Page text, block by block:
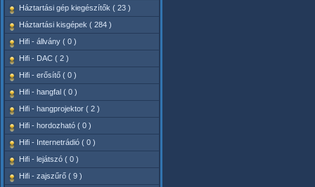
Háztartási gép kiegészítők ( 23 )
Háztartási kisgépek ( 284 )
Hifi - állvány ( 0 )
Hifi - DAC ( 2 )
Hifi - erősítő ( 0 )
Hifi - hangfal ( 0 )
Hifi - hangprojektor ( 2 )
Hifi - hordozható ( 0 )
Hifi - Internetrádió ( 0 )
Hifi - lejátszó ( 0 )
Hifi - zajszűrő ( 9 )